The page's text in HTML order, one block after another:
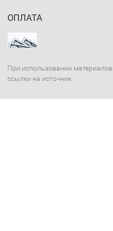
ОПЛАТА
При использовании
ссылки на источник.